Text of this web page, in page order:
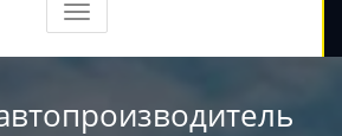
TOGGLE
NAVIGATION